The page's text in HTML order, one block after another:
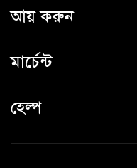
আয় করুন
মার্চেন্ট
হেল্প